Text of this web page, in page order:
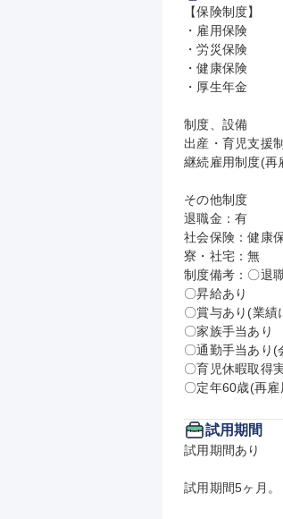
【保険制度】
・雇用保険
・労災保険
・健康保険
・厚生年金
制度、設備
出産・育児支援
継続雇用制度(再
その他制度
退職金：有
社会保険：健康
寮・社宅：無
制度備考：〇退
〇昇給あり
〇賞与あり(業績
〇家族手当あり
〇通勤手当あり(
〇育児休暇取得
〇定年60歳(再
試用期間
試用期間あり
試用期間5ヶ月。